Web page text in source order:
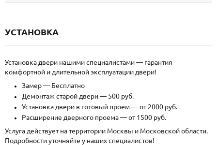
УСТАНОВКА
Установка двери нашими специалистами — гарантия
комфортной и длительной эксплуатации двери!
Замер — Бесплатно
Демонтаж старой двери — 500 руб.
Установка двери в готовый проем — от 2000 руб.
Расширение дверного проема — от 1500 руб.
Услуга действует на территории Москвы и Московской области.
Подробности уточняйте у наших специалистов!